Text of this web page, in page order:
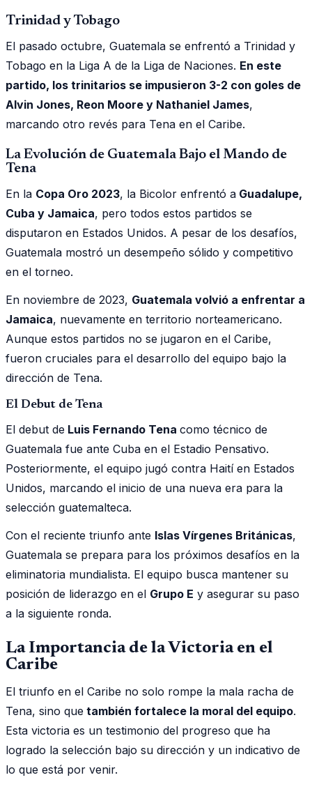
Trinidad y Tobago
El pasado octubre, Guatemala se enfrentó a Trinidad y
Tobago en la Liga A de la Liga de Naciones. En este
partido, los trinitarios se impusieron 3-2 con goles de
Alvin Jones, Reon Moore y Nathaniel James,
marcando otro revés para Tena en el Caribe.
La Evolución de Guatemala Bajo el Mando de
Tena
En la Copa Oro 2023, la Bicolor enfrentó a Guadalupe,
Cuba y Jamaica, pero todos estos partidos se
disputaron en Estados Unidos. A pesar de los desafíos,
Guatemala mostró un desempeño sólido y competitivo
en el torneo.
En noviembre de 2023, Guatemala volvió a enfrentar a
Jamaica, nuevamente en territorio norteamericano.
Aunque estos partidos no se jugaron en el Caribe,
fueron cruciales para el desarrollo del equipo bajo la
dirección de Tena.
El Debut de Tena
El debut de Luis Fernando Tena como técnico de
Guatemala fue ante Cuba en el Estadio Pensativo.
Posteriormente, el equipo jugó contra Haití en Estados
Unidos, marcando el inicio de una nueva era para la
selección guatemalteca.
Con el reciente triunfo ante Islas Vírgenes Británicas,
Guatemala se prepara para los próximos desafíos en la
eliminatoria mundialista. El equipo busca mantener su
posición de liderazgo en el Grupo E y asegurar su paso
a la siguiente ronda.
La Importancia de la Victoria en el
Caribe
El triunfo en el Caribe no solo rompe la mala racha de
Tena, sino que también fortalece la moral del equipo.
Esta victoria es un testimonio del progreso que ha
logrado la selección bajo su dirección y un indicativo de
lo que está por venir.